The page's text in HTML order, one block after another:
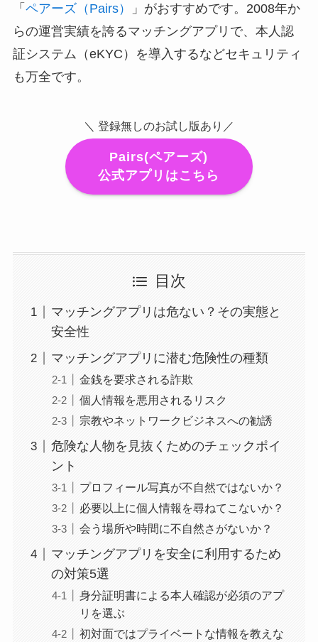
「 ペアーズ（Pairs）
」がおすすめです。2008年か
らの運営実績を誇るマッチングアプリで、本人認
証システム（eKYC）を導入するなどセキュリティ
も万全です。
＼ 登録無しのお試し版あり／
Pairs(ペアーズ)
公式アプリはこちら
目次
マッチングアプリは危ない？その実態と
安全性
マッチングアプリに潜む危険性の種類
金銭を要求される詐欺
個人情報を悪用されるリスク
宗教やネットワークビジネスへの勧誘
危険な人物を見抜くためのチェックポイ
ント
プロフィール写真が不自然ではないか？
必要以上に個人情報を尋ねてこないか？
会う場所や時間に不自然さがないか？
マッチングアプリを安全に利用するため
の対策5選
身分証明書による本人確認が必須のアプ
リを選ぶ
初対面ではプライベートな情報を教えな